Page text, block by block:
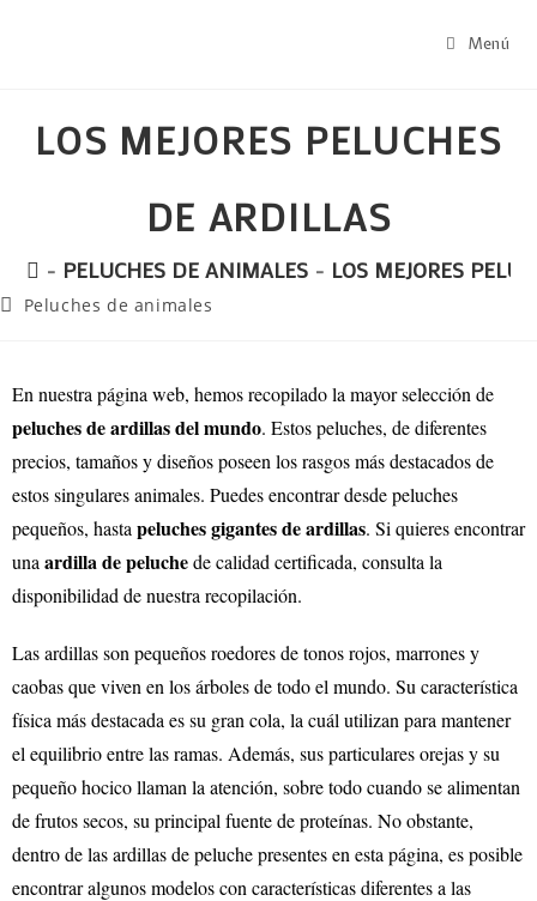
Menú
LOS MEJORES PELUCHES
DE ARDILLAS
- PELUCHES DE ANIMALES - LOS MEJORES
Peluches de animales
En nuestra página web, hemos recopilado la mayor selección de
peluches de ardillas del mundo. Estos peluches, de diferentes
precios, tamaños y diseños poseen los rasgos más destacados de
estos singulares animales. Puedes encontrar desde peluches
pequeños, hasta peluches gigantes de ardillas. Si quieres encontrar
una ardilla de peluchede calidad certificada, consulta la
disponibilidad de nuestra recopilación.
Las ardillas son pequeños roedores de tonos rojos, marrones y
caobas que viven en los árboles de todo el mundo. Su característica
física más destacada es su gran cola, la cuál utilizan para mantener
el equilibrio entre las ramas. Además, sus particulares orejas y su
pequeño hocico llaman la atención, sobre todo cuando se alimentan
de frutos secos, su principal fuente de proteínas. No obstante,
dentro de las ardillas de peluche presentes en esta página, es posible
encontrar algunos modelos con características diferentes a las